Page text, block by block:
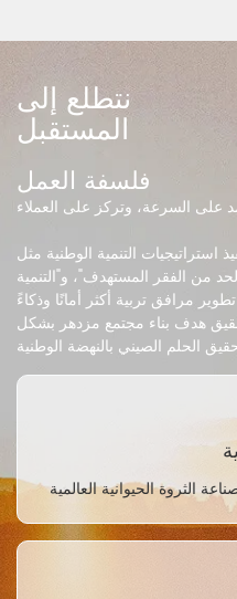
نتطلع إلى
المستقبل
فلسفة العمل
على السرعة، وتركز على العملاء
التنمية الوطنية مثل
من الفقر المستهدف"، و"التنمية
مرافق تربية أكثر أمانًا وذكاءً
هدف بناء مجتمع مزدهر بشكل
الثروة الحيوانية العالمية